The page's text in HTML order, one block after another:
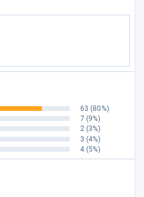
63 (80%)
7 (9%)
2 (3%)
3 (4%)
4 (5%)